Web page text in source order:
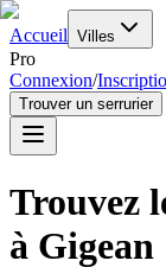
Accueil Villes
Pro
Connexion/
Trouver un serrurier
Trouvez
à Gigean